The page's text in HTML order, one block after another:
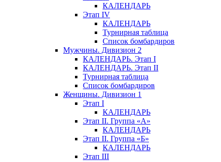
КАЛЕНДАРЬ
Этап IV
КАЛЕНДАРЬ
Турнирная таблица
Список бомбардиров
Мужчины. Дивизион 2
КАЛЕНДАРЬ. Этап I
КАЛЕНДАРЬ. Этап II
Турнирная таблица
Список бомбардиров
Женщины. Дивизион 1
Этап I
КАЛЕНДАРЬ
Этап II. Группа «А»
КАЛЕНДАРЬ
Этап II. Группа «Б»
КАЛЕНДАРЬ
Этап III